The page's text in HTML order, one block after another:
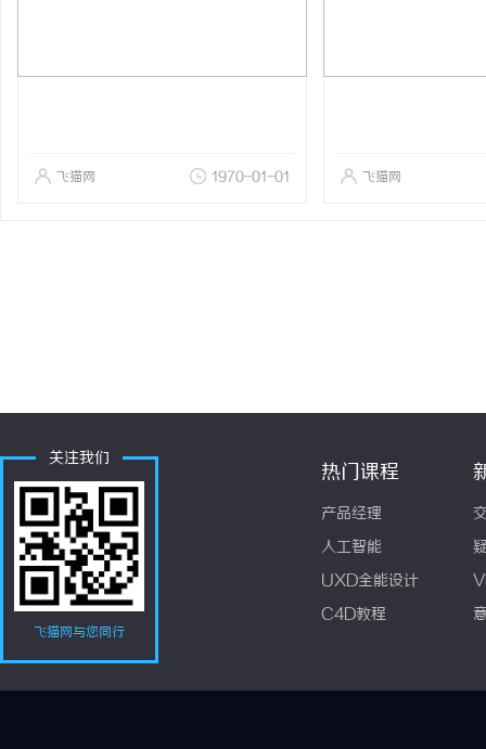
飞猫网 1970-01-01 飞猫网
关注我们
飞猫网与您同行
热门课程
产品经理
人工智能
UXD全能设计
C4D教程